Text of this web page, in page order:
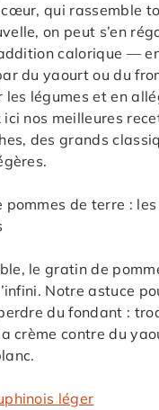
qui rassemble
on peut s’en
calorique —
du yaourt ou du
les légumes et en
ici nos meilleures
des grands
pommes de terre :
le gratin de
Notre astuce
du fondant :
crème contre du
léger